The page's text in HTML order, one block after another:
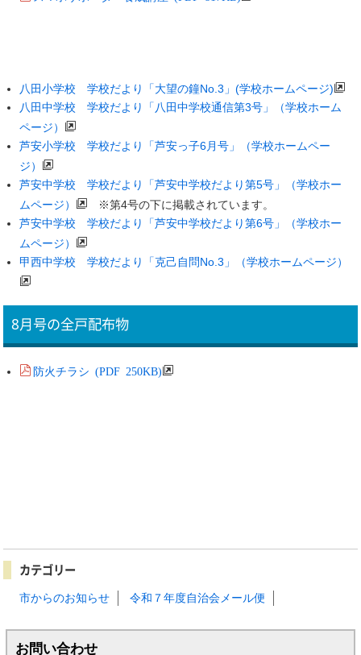
八田小学校 学校だより「大望の鐘No.3」(学校ホームページ)
八田中学校 学校だより「八田中学校通信第3号」（学校ホーム
ページ）
芦安小学校 学校だより「芦安っ子6月号」（学校ホームペー
ジ）
芦安中学校 学校だより「芦安中学校だより第5号」（学校ホー
ムページ）
※第4号の下に掲載されています。
芦安中学校 学校だより「芦安中学校だより第6号」（学校ホー
ムページ）
甲西中学校 学校だより「克己自問No.3」（学校ホームページ）
8月号の全戸配布物
防火チラシ (PDF 250KB)
カテゴリー
市からのお知らせ 令和７年度自治会メール便
お問い合わせ